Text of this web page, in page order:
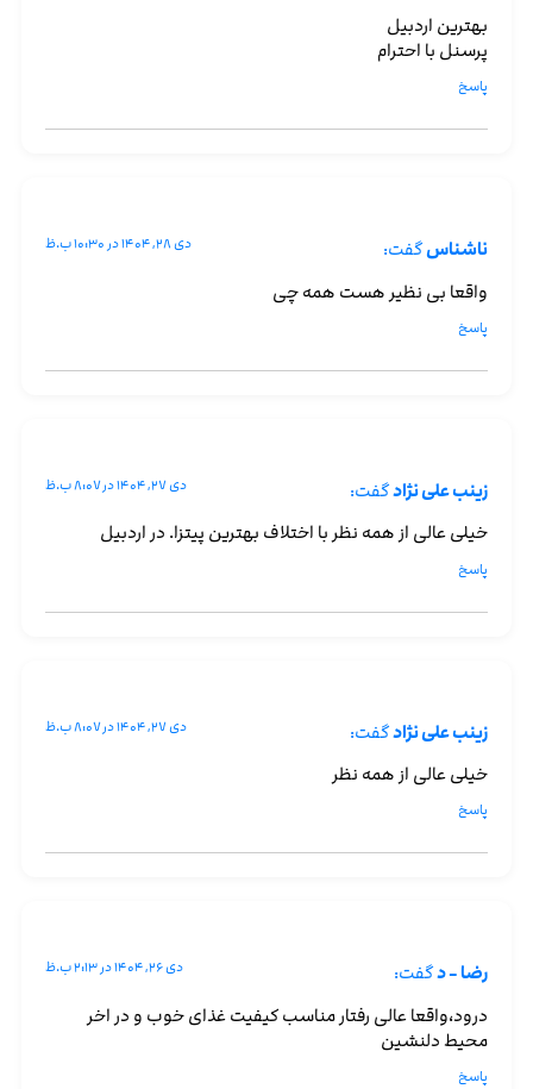
بهترین اردبیل
پرسنل با احترام
پاسخ
ناشناسگفت: دی ۲۸, ۱۴۰۴ در ۱۰:۳۰ ب.ظ
واقعا بی نظیر هست همه چی
پاسخ
زینب علی نژادگفت: دی ۲۷, ۱۴۰۴ در ۸:۰۷ ب.ظ
خیلی عالی از همه نظر با اختلاف بهترین پیتزا. در اردبیل
پاسخ
زینب علی نژادگفت: دی ۲۷, ۱۴۰۴ در ۸:۰۷ ب.ظ
خیلی عالی از همه نظر
پاسخ
رضا - دگفت: دی ۲۶, ۱۴۰۴ در ۲:۱۳ ب.ظ
درود،واقعا عالی رفتار مناسب کیفیت غذای خوب و در اخر
محیط دلنشین
پاسخ